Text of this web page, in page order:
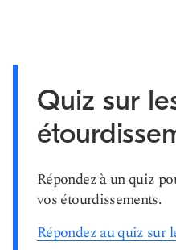
Quiz sur
Répondez à un quiz
vos étourdissements.
Répondez au quiz sur